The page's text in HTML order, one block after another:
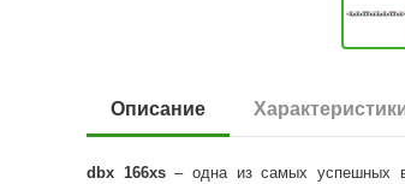
Описание
dbx 166xs– одна из самых успешных в